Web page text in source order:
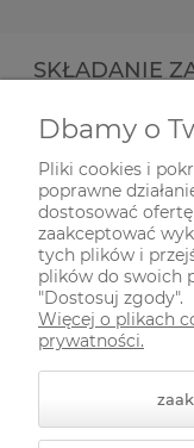
SKŁADANIE
INFORMACJE
ODWIEDŹ
Dbamy o
Pliki cookies i
poprawne
dostosować
zaakceptować
tych plików i
plików do swoich
"Dostosuj zgody".
Więcej o plikach
prywatności.